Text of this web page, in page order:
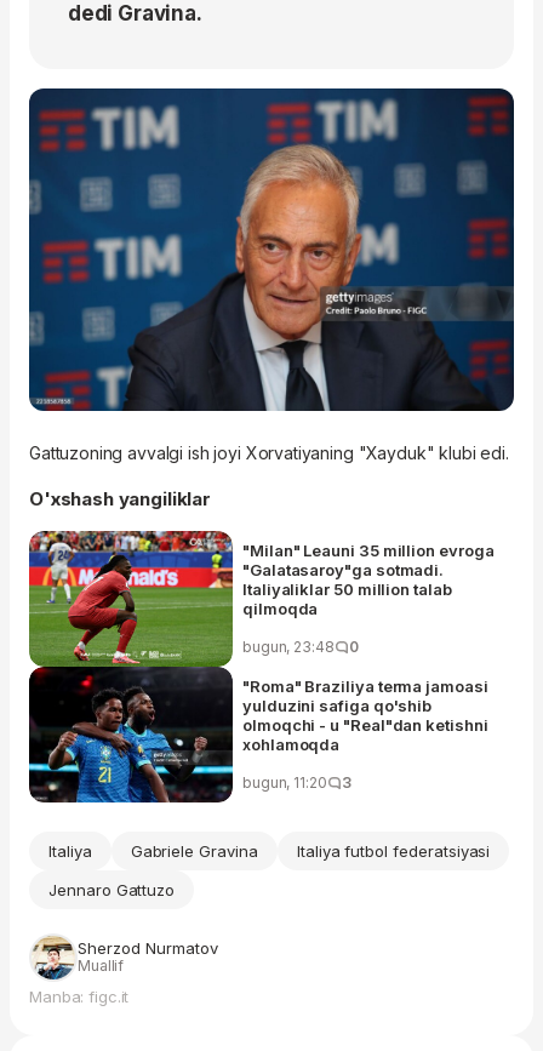
dedi Gravina.
Gattuzoning avvalgi ish joyi Xorvatiyaning "Xayduk" klubi edi.
O'xshash yangiliklar
"Milan" Leauni 35 million evroga
"Galatasaroy"ga sotmadi.
Italiyaliklar 50 million talab
qilmoqda
bugun, 23:48 0
"Roma" Braziliya terma jamoasi
yulduzini safiga qo'shib
olmoqchi - u "Real"dan ketishni
xohlamoqda
bugun, 11:20 3
Italiya Gabriele Gravina
Italiya futbol federatsiyasi
Jennaro Gattuzo
Sherzod Nurmatov
Muallif
Manba: figc.it